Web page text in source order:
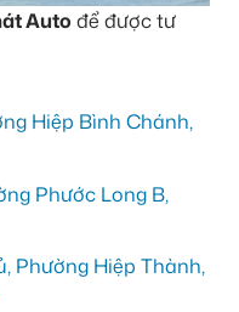
Auto để được tư
Hiệp Bình Chánh,
Phước Long B,
Phường Hiệp Thành,